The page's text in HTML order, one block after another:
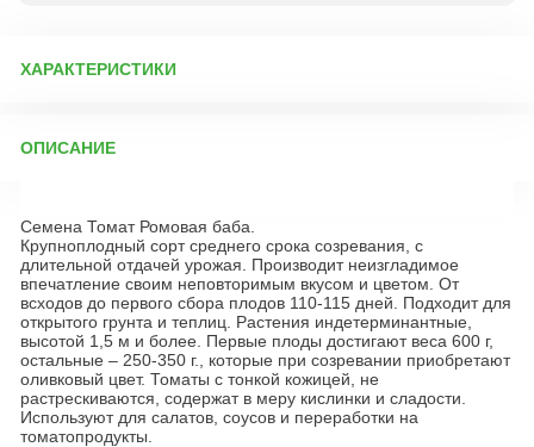
ХАРАКТЕРИСТИКИ
Бренд товара:
Срок отправки:ежедневно
ОПИСАНИЕ
Семена Томат Ромовая баба.
Крупноплодный сорт среднего срока созревания, с
длительной отдачей урожая. Производит неизгладимое
впечатление своим неповторимым вкусом и цветом. От
всходов до первого сбора плодов 110-115 дней. Подходит для
открытого грунта и теплиц. Растения индетерминантные,
высотой 1,5 м и более. Первые плоды достигают веса 600 г,
остальные – 250-350 г., которые при созревании приобретают
оливковый цвет. Томаты с тонкой кожицей, не
растрескиваются, содержат в меру кислинки и сладости.
Используют для салатов, соусов и переработки на
томатопродукты.